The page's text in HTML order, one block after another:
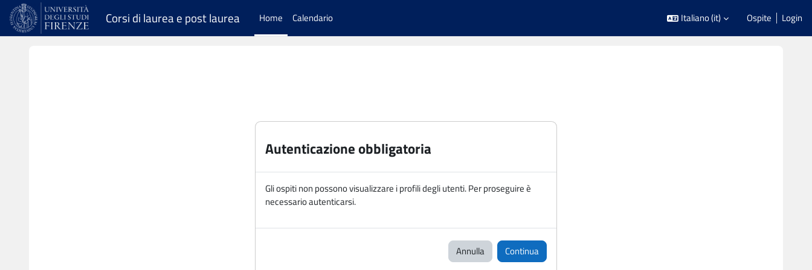
Vai al contenuto principale
Corsi di laurea e post laurea Home Calendario Italiano ‎(it)‎ Ospite Login
Autenticazione obbligatoria
Gli ospiti non possono visualizzare i profili degli utenti. Per proseguire è
necessario autenticarsi.
Annulla Continua